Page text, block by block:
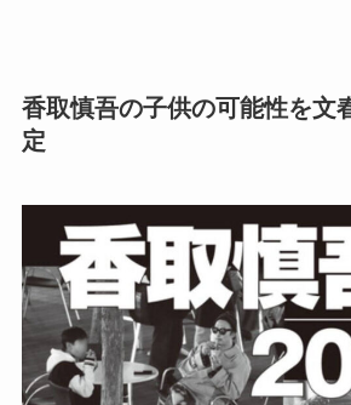
香取慎吾の子供の可能性を文
定